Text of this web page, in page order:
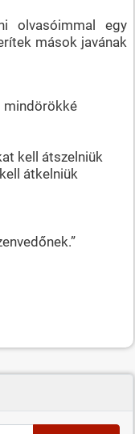
olvasóimmal egy
mások javának
kell átszelniük
átkelniük